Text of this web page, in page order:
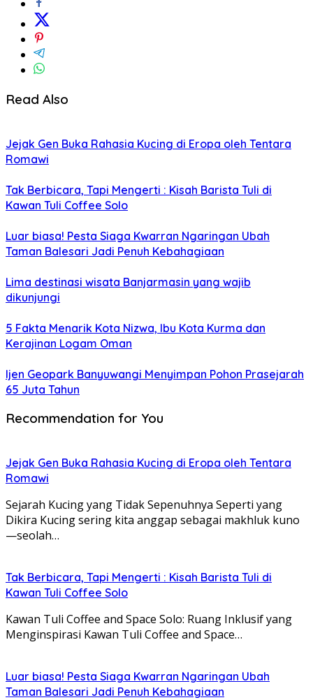
Read Also
Jejak Gen Buka Rahasia Kucing di Eropa oleh Tentara
Romawi
Tak Berbicara, Tapi Mengerti : Kisah Barista Tuli di
Kawan Tuli Coffee Solo
Luar biasa! Pesta Siaga Kwarran Ngaringan Ubah
Taman Balesari Jadi Penuh Kebahagiaan
Lima destinasi wisata Banjarmasin yang wajib
dikunjungi
5 Fakta Menarik Kota Nizwa, Ibu Kota Kurma dan
Kerajinan Logam Oman
Ijen Geopark Banyuwangi Menyimpan Pohon Prasejarah
65 Juta Tahun
Recommendation for You
Jejak Gen Buka Rahasia Kucing di Eropa oleh Tentara
Romawi
Sejarah Kucing yang Tidak Sepenuhnya Seperti yang
Dikira Kucing sering kita anggap sebagai makhluk kuno
—seolah…
Tak Berbicara, Tapi Mengerti : Kisah Barista Tuli di
Kawan Tuli Coffee Solo
Kawan Tuli Coffee and Space Solo: Ruang Inklusif yang
Menginspirasi Kawan Tuli Coffee and Space…
Luar biasa! Pesta Siaga Kwarran Ngaringan Ubah
Taman Balesari Jadi Penuh Kebahagiaan